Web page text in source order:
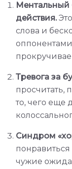
Ментальный
действия.
слова и
Тревога за
просчитать,
то, чего еще
Синдром
чужие